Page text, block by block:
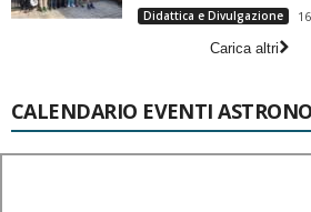
Didattica e Divulgazione
Carica altri
CALENDARIO EVENTI